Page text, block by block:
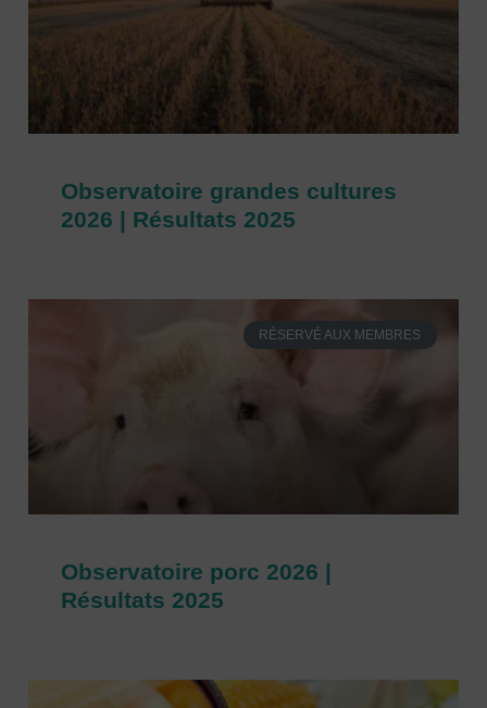
Observatoire grandes cultures
2026 | Résultats 2025
RÉSERVÉ AUX MEMBRES
Observatoire porc 2026 |
Résultats 2025